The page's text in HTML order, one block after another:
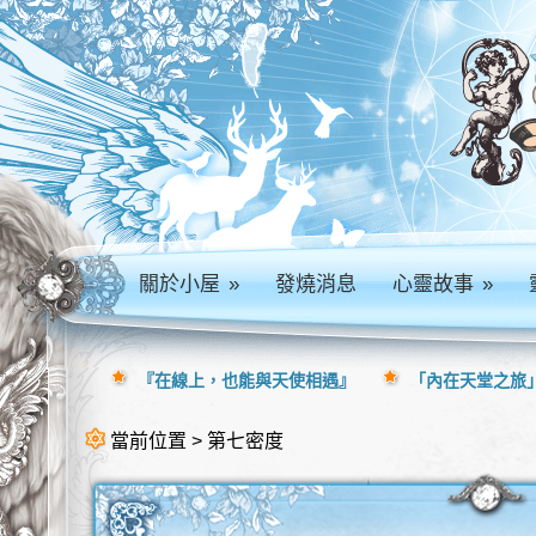
關於小屋» 發燒消息 心靈故事»
當前位置 > 第七密度
『在線上，也能與天使相遇』 「內在天堂之